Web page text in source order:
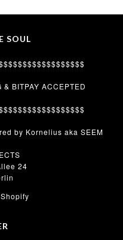
SOUL
BITPAY ACCEPTED
by Kornelius aka SEEM
24